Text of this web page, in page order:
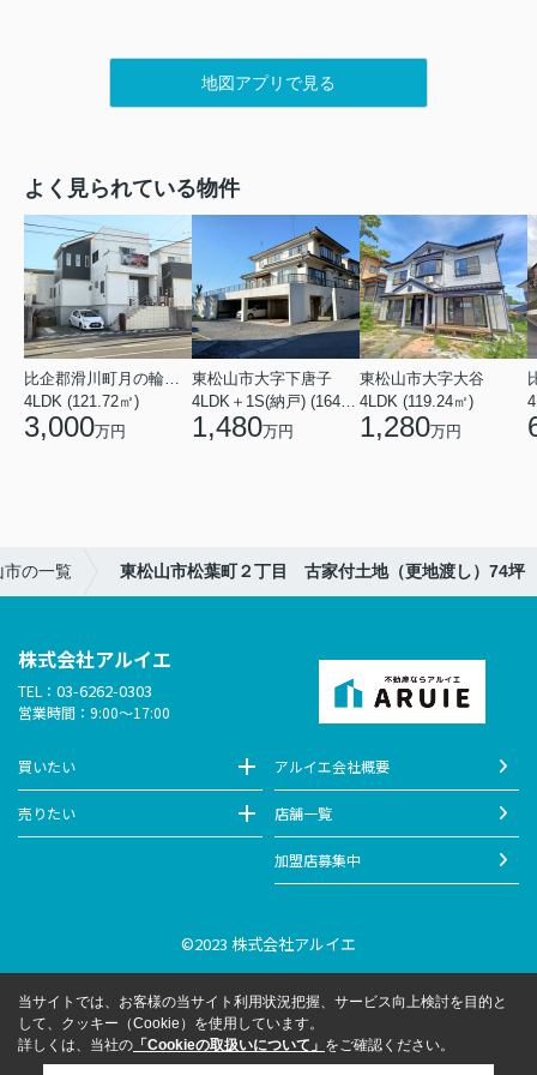
地図アプリで見る
よく見られている物件
4LDK (121.72㎡)
3,000万円
東松山市大字下唐子
1,480万円
東松山市大字大谷
4LDK (119.24㎡)
1,280万円
市の一覧 東松山市松葉町２丁目 古家付土地（更地渡し）74坪
株式会社アルイエ
TEL： 03-6262-0303
営業時間：9:00～17:00
買いたい
売りたい
アルイエ会社概要
店舗一覧
加盟店募集中
©2023 株式会社アルイエ
当サイトでは、お客様の当サイト利用状況把握、サービス向上検討を目的と
して、クッキー（Cookie）を使用しています。
詳しくは、当社の 「Cookieの取扱いについて」 をご確認ください。